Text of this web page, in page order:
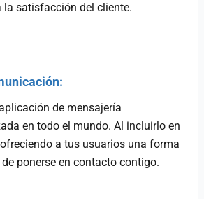
la satisfacción del cliente.
de mensajería
en todo el mundo. Al incluirlo en
a tus usuarios una forma
ponerse en contacto contigo.